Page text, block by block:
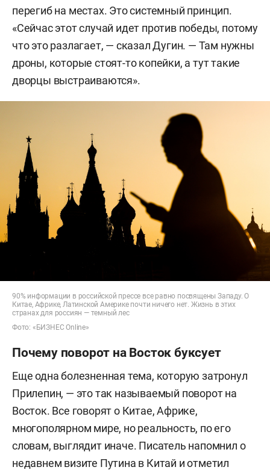
перегиб на местах. Это системный принцип.
«Сейчас этот случай идет против победы, потому
что это разлагает, — сказал Дугин. — Там нужны
дроны, которые стоят-то копейки, а тут такие
дворцы выстраиваются».
90% информации в российской прессе все равно посвящены Западу. О
Китае, Африке, Латинской Америке почти ничего нет. Жизнь в этих
странах для россиян — темный лес
Фото: «БИЗНЕС Online»
Почему поворот на Восток буксует
Еще одна болезненная тема, которую затронул
Прилепин, — это так называемый поворот на
Восток. Все говорят о Китае, Африке,
многополярном мире, но реальность, по его
словам, выглядит иначе. Писатель напомнил о
недавнем визите Путина в Китай и отметил